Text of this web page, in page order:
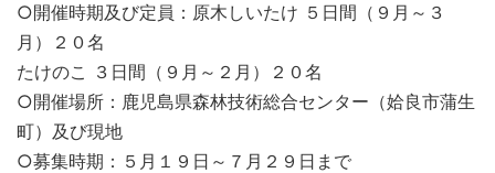
○開催時期及び定員：原木しいたけ ５日間（９月～３
月）２０名
たけのこ ３日間（９月～２月）２０名
○開催場所：鹿児島県森林技術総合センター（姶良市蒲生
町）及び現地
○募集時期：５月１９日～７月２９日まで